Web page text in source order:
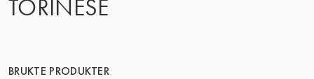
TORINESE
BRUKTE PRODUKTER